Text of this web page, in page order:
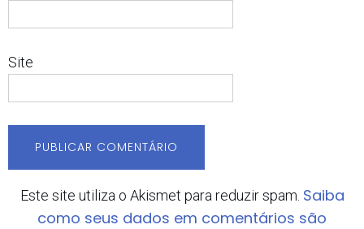
Site
Este site utiliza o Akismet para reduzir spam. Saiba
como seus dados em comentários são